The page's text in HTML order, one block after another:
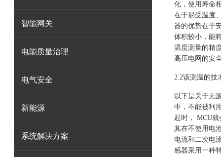
智能网关
电能质量治理
电气安全
新能源
系统解决方案
化，使用寿命
在于易受温度
器的优势在于
体积较小，能
温度测量的精
高压电网的安
2.2该测温的技
以下是关于无
中，不能被利
起时， MCU
其在不使用电
电流和二次电
感器采用一种